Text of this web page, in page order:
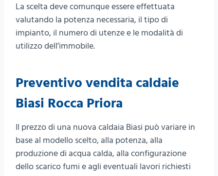
La scelta deve comunque essere effettuata
valutando la potenza necessaria, il tipo di
impianto, il numero di utenze e le modalità di
utilizzo dell’immobile.
Preventivo vendita caldaie
Biasi Rocca Priora
Il prezzo di una nuova caldaia Biasi può variare in
base al modello scelto, alla potenza, alla
produzione di acqua calda, alla configurazione
dello scarico fumi e agli eventuali lavori richiesti